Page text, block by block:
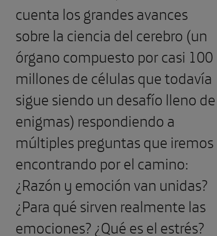
cuenta los grandes avances
sobre la ciencia del cerebro (un
órgano compuesto por casi 100
millones de células que todavía
sigue siendo un desafío lleno de
enigmas) respondiendo a
múltiples preguntas que iremos
encontrando por el camino:
¿Razón y emoción van unidas?
¿Para qué sirven realmente las
emociones? ¿Qué es el estrés?